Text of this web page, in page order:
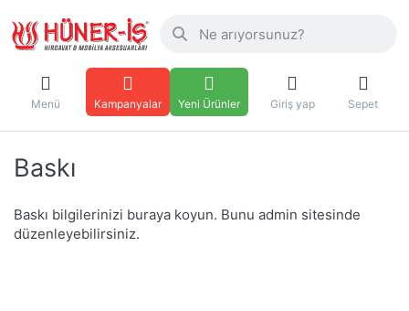
Menü Kampanyalar Yeni Ürünler Giriş yap Sepet
Baskı
Baskı bilgilerinizi buraya koyun. Bunu admin sitesinde
düzenleyebilirsiniz.